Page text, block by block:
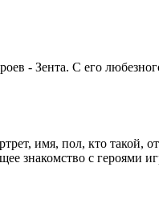
- Зента. С его
имя, пол, кто такой,
знакомство с героями